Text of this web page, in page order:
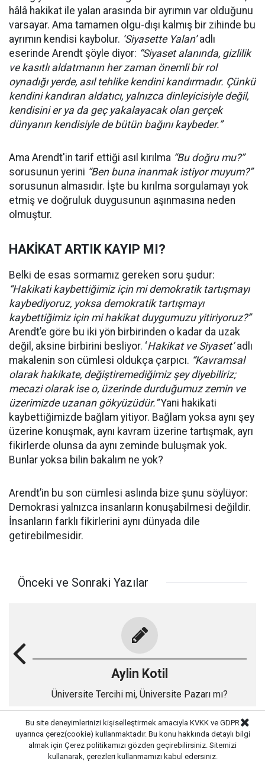
hâlâ hakikat ile yalan arasında bir ayrımın var olduğunu
varsayar. Ama tamamen olgu-dışı kalmış bir zihinde bu
ayrımın kendisi kaybolur. ‘Siyasette Yalan’adlı
eserinde Arendt şöyle diyor: “Siyaset alanında, gizlilik
ve kasıtlı aldatmanın her zaman önemli bir rol
oynadığı yerde, asıl tehlike kendini kandırmadır. Çünkü
kendini kandıran aldatıcı, yalnızca dinleyicisiyle değil,
kendisini er ya da geç yakalayacak olan gerçek
dünyanın kendisiyle de bütün bağını kaybeder.”
Ama Arendt'in tarif ettiği asıl kırılma “Bu doğru mu?”
sorusunun yerini “Ben buna inanmak istiyor muyum?”
sorusunun almasıdır. İşte bu kırılma sorgulamayı yok
etmiş ve doğruluk duygusunun aşınmasına neden
olmuştur.
HAKİKAT ARTIK KAYIP MI?
Belki de esas sormamız gereken soru şudur:
“Hakikati kaybettiğimiz için mi demokratik tartışmayı
kaybediyoruz, yoksa demokratik tartışmayı
kaybettiğimiz için mi hakikat duygumuzu yitiriyoruz?”
Arendt’e göre bu iki yön birbirinden o kadar da uzak
değil, aksine birbirini besliyor. ‘Hakikat ve Siyaset’adlı
makalenin son cümlesi oldukça çarpıcı. “Kavramsal
olarak hakikate, değiştiremediğimiz şey diyebiliriz;
mecazi olarak ise o, üzerinde durduğumuz zemin ve
üzerimizde uzanan gökyüzüdür.”Yani hakikati
kaybettiğimizde bağlam yitiyor. Bağlam yoksa aynı şey
üzerine konuşmak, aynı kavram üzerine tartışmak, ayrı
fikirlerde olunsa da aynı zeminde buluşmak yok.
Bunlar yoksa bilin bakalım ne yok?
Arendt’in bu son cümlesi aslında bize şunu söylüyor:
Demokrasi yalnızca insanların konuşabilmesi değildir.
İnsanların farklı fikirlerini aynı dünyada dile
getirebilmesidir.
Önceki ve Sonraki Yazılar
Aylin Kotil
Üniversite Tercihi mi, Üniversite Pazarı mı?
Gönç Selen Arşivi
Bu site deneyimlerinizi kişiselleştirmek amacıyla KVKK ve GDPR
uyarınca çerez(cookie) kullanmaktadır. Bu konu hakkında detaylı bilgi
almak için Çerez politikamızı gözden geçirebilirsiniz. Sitemizi
kullanarak, çerezleri kullanmamızı kabul edersiniz.